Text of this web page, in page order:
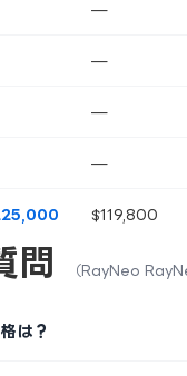
—
—
—
—
$119,800
問 （RayNeo
は？